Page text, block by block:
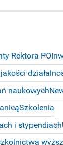
Rektora PO
naukowych
Szkolenia
i stypendiach